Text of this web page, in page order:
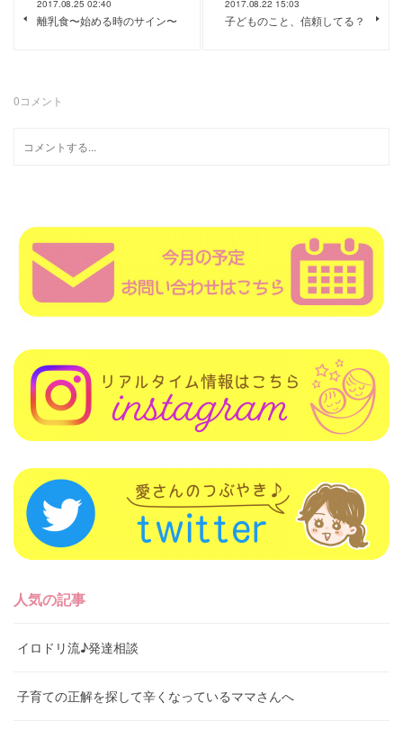
2017.08.25 02:40
離乳食〜始める時のサイン〜
2017.08.22 15:03
子どものこと、信頼してる？
0コメント
人気の記事
イロドリ流♪発達相談
子育ての正解を探して辛くなっているママさんへ